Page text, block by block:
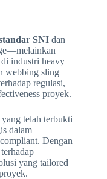
SNI dan
industri heavy
webbing sling
regulasi,
proyek.
yang telah terbukti
dalam
Dengan
yang tailored